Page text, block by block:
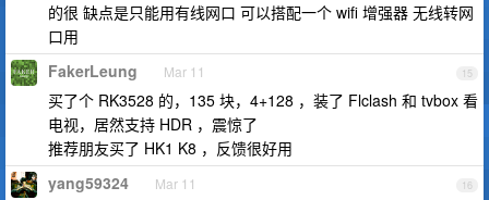
的很 缺点是只能用有线网口 可以搭配一个 wifi 增强器 无线转网
口用
15
FakerLeung Mar 11
买了个 RK3528 的，135 块，4+128 ，装了 Flclash 和 tvbox 看
电视，居然支持 HDR ，震惊了
推荐朋友买了 HK1 K8 ，反馈很好用
16
yang59324 Mar 11